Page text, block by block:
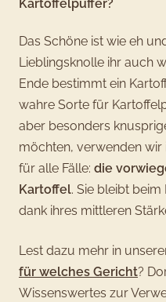
Kartoffelpuffer?
Das Schöne ist wie eh
Lieblingsknolle ihr auch
Ende bestimmt ein
wahre Sorte für
aber besonders
möchten, verwenden wir
für alle Fälle: die
Kartoffel. Sie bleibt beim
dank ihres mittleren
Lest dazu mehr in
für welches Gericht?
Wissenswertes zur